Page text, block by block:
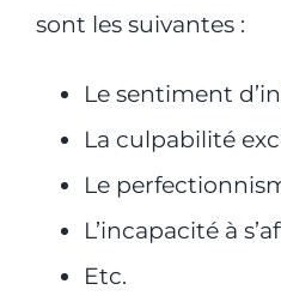
sont les suivantes :
Le sentiment
La culpabilité
Le
L’incapacité à
Etc.